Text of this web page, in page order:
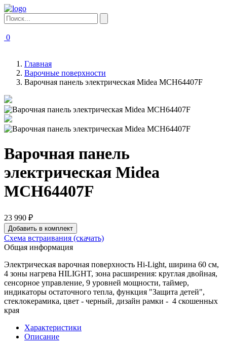
0
Главная
Варочные поверхности
Варочная панель электрическая Midea MCH64407F
Варочная панель
электрическая Midea
MCH64407F
23 990 ₽
Добавить в комплект
Схема встраивания (скачать)
Общая информация
Электрическая варочная поверхность Hi-Light, ширина 60 см,
4 зоны нагрева HILIGHT, зона расширения: круглая двойная,
сенсорное управление, 9 уровней мощности, таймер,
индикаторы остаточного тепла, функция "Защита детей",
стеклокерамика, цвет - черный, дизайн рамки - 4 скошенных
края
Характеристики
Описание